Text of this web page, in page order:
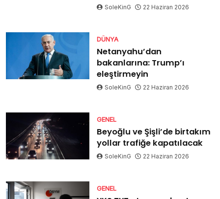
SoleKinG 22 Haziran 2026
DÜNYA
Netanyahu’dan
bakanlarına: Trump’ı
eleştirmeyin
SoleKinG 22 Haziran 2026
GENEL
Beyoğlu ve Şişli’de birtakım
yollar trafiğe kapatılacak
SoleKinG 22 Haziran 2026
GENEL